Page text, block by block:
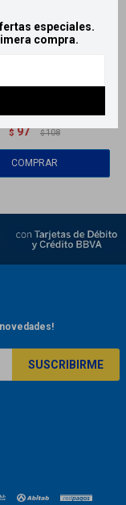
especiales.
compra.
LlegaHOY
paracetamol 8
$ 97 $ 108
SUSCRIBIRME